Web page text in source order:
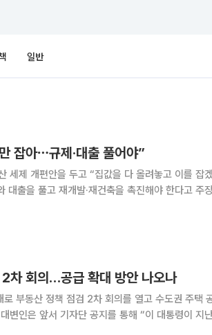
일반
잡아⋯규제·대출 풀어야”
세제 개편안을 두고 “집값을 다 올려놓고 이를 잡
대출을 풀고 재개발·재건축을 촉진해야 한다고 주
주범이 바로 이재명 정권”이라고 말했다. 그는 “이
차 회의…공급 확대 방안 나오나
부동산 정책 점검 2차 회의를 열고 수도권 주택
변인은 앞서 기자단 공지를 통해 “이 대통령이 지